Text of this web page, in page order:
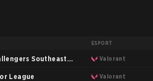
ESPORT
Southeast Valorant
League Valorant